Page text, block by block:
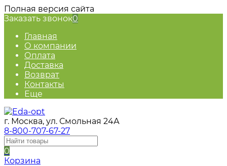
Полная версия сайта
Заказать звонок0
Главная
О компании
Оплата
Доставка
Возврат
Контакты
Еще
г. Москва, ул. Смольная 24А
8-800-707-67-27
0
Корзина